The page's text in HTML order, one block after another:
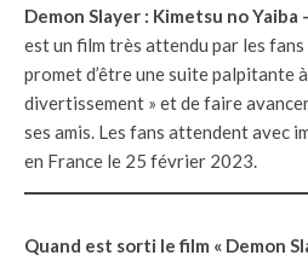
Demon Slayer : Kimetsu no
est un film très attendu par les fans
promet d’être une suite palpitante
divertissement » et de faire
ses amis. Les fans attendent avec
en France le 25 février 2023.
Quand est sorti le film « Demon